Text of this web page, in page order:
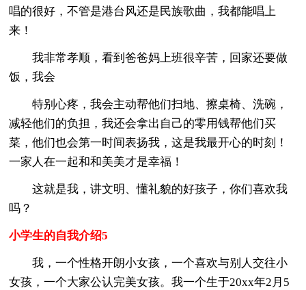
唱的很好，不管是港台风还是民族歌曲，我都能唱上
来！
我非常孝顺，看到爸爸妈上班很辛苦，回家还要做
饭，我会
特别心疼，我会主动帮他们扫地、擦桌椅、洗碗，
减轻他们的负担，我还会拿出自己的零用钱帮他们买
菜，他们也会第一时间表扬我，这是我最开心的时刻！
一家人在一起和和美美才是幸福！
这就是我，讲文明、懂礼貌的好孩子，你们喜欢我
吗？
小学生的自我介绍5
我，一个性格开朗小女孩，一个喜欢与别人交往小
女孩，一个大家公认完美女孩。我一个生于20xx年2月5